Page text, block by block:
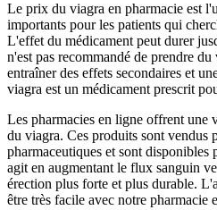
Le prix du viagra en pharmacie est
importants pour les patients qui
L'effet du médicament peut durer
n'est pas recommandé de prendre
entraîner des effets secondaires et
viagra est un médicament prescrit
Les pharmacies en ligne offrent une
du viagra. Ces produits sont vendus
pharmaceutiques et sont disponibles
agit en augmentant le flux sanguin
érection plus forte et plus durable.
être très facile avec notre pharmacie